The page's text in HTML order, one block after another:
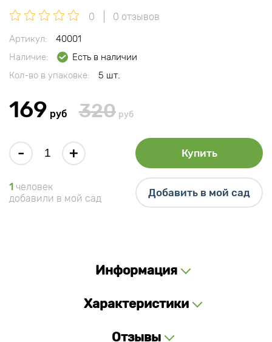
0 0 отзывов
Артикул:
40001
Наличие:
Есть в наличии
Кол-во в упаковке:
5 шт.
169 руб 320 руб
- + Купить
1 человек
добавили в мой сад
Добавить в мой сад
Информация
Характеристики
Отзывы